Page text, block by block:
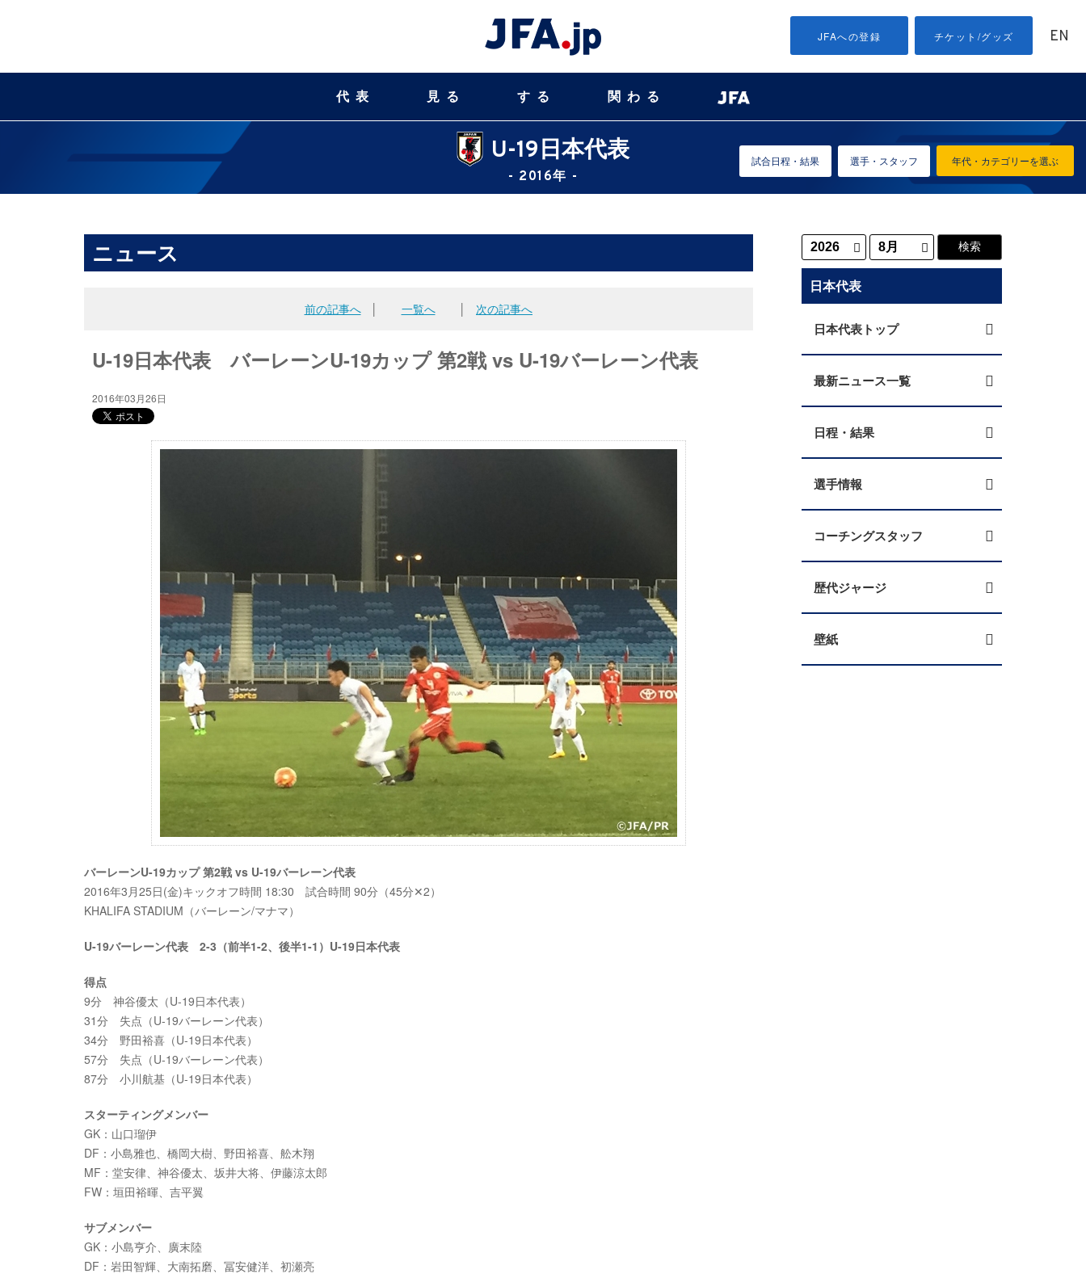
JFAへの登録 チケット/グッズ EN
代表 見る する 関わる
U-19日本代表
- 2016年 -
年代・カテゴリーを選ぶ
試合日程・結果 選手・スタッフ
ニュース
前の記事へ│ 一覧へ 次の記事へ
U-19日本代表 バーレーンU-19カップ 第2戦 vs U-19バーレーン代表
2016年03月26日
バーレーンU-19カップ 第2戦 vs U-19バーレーン代表
2016年3月25日(金)キックオフ時間 18:30 試合時間 90分（45分✕2）
KHALIFA STADIUM（バーレーン/マナマ）
U-19バーレーン代表 2-3（前半1-2、後半1-1）U-19日本代表
得点
9分 神谷優太（U-19日本代表）
31分 失点（U-19バーレーン代表）
34分 野田裕喜（U-19日本代表）
57分 失点（U-19バーレーン代表）
87分 小川航基（U-19日本代表）
スターティングメンバー
GK：山口瑠伊
DF：小島雅也、橋岡大樹、野田裕喜、舩木翔
MF：堂安律、神谷優太、坂井大将、伊藤涼太郎
FW：垣田裕暉、吉平翼
サブメンバー
GK：小島亨介、廣末陸
DF：岩田智輝、大南拓磨、冨安健洋、初瀬亮
日本代表
日本代表トップ
最新ニュース一覧
日程・結果
選手情報
コーチングスタッフ
歴代ジャージ
壁紙